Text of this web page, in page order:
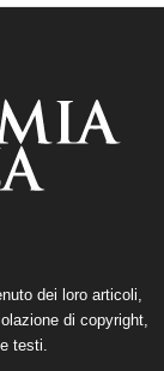
dei loro articoli,
di copyright,
testi.